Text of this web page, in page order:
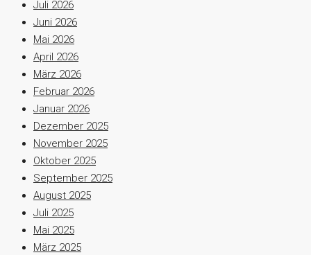
Juli 2026
Juni 2026
Mai 2026
April 2026
März 2026
Februar 2026
Januar 2026
Dezember 2025
November 2025
Oktober 2025
September 2025
August 2025
Juli 2025
Mai 2025
März 2025